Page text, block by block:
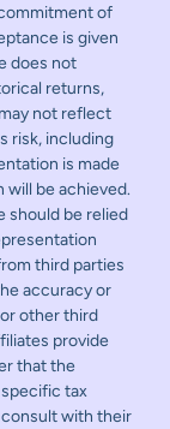
of
is given
does not
returns,
not reflect
risk, including
is made
will be achieved.
should be relied
third parties
accuracy or
other third
provide
that the
tax
with their